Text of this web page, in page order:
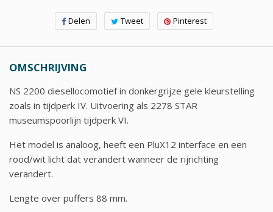
Delen Tweet Pinterest
OMSCHRIJVING
NS 2200 diesellocomotief in donkergrijze gele kleurstelling
zoals in tijdperk IV. Uitvoering als 2278 STAR
museumspoorlijn tijdperk VI.
Het model is analoog, heeft een PluX12 interface en een
rood/wit licht dat verandert wanneer de rijrichting
verandert.
Lengte over puffers 88 mm.